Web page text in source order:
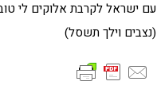
עם ישראל לקרבת אלוקים לי
(נצבים וילך תשסל)